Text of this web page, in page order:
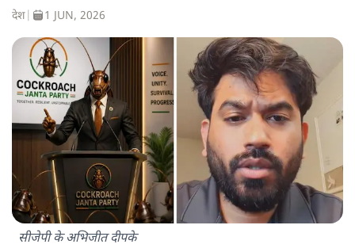
देश 1 JUN, 2026
सीजेपी के अभिजीत दीपके